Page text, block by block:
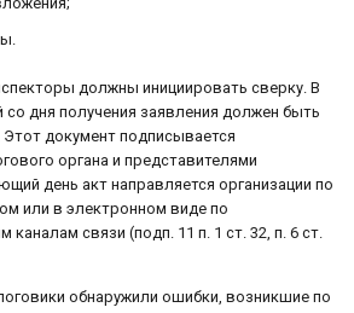
должны инициировать сверку. В
со дня получения заявления должен быть
документ подписывается
органа и представителями
день акт направляется организации по
или в электронном виде по
каналам связи (подп. 11 п. 1 ст. 32, п. 6 ст.
обнаружили ошибки, возникшие по